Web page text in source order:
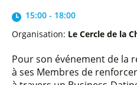
15:00 - 18:00
Organisation: Le Cercle de la
Pour son événement de la
à ses Membres de